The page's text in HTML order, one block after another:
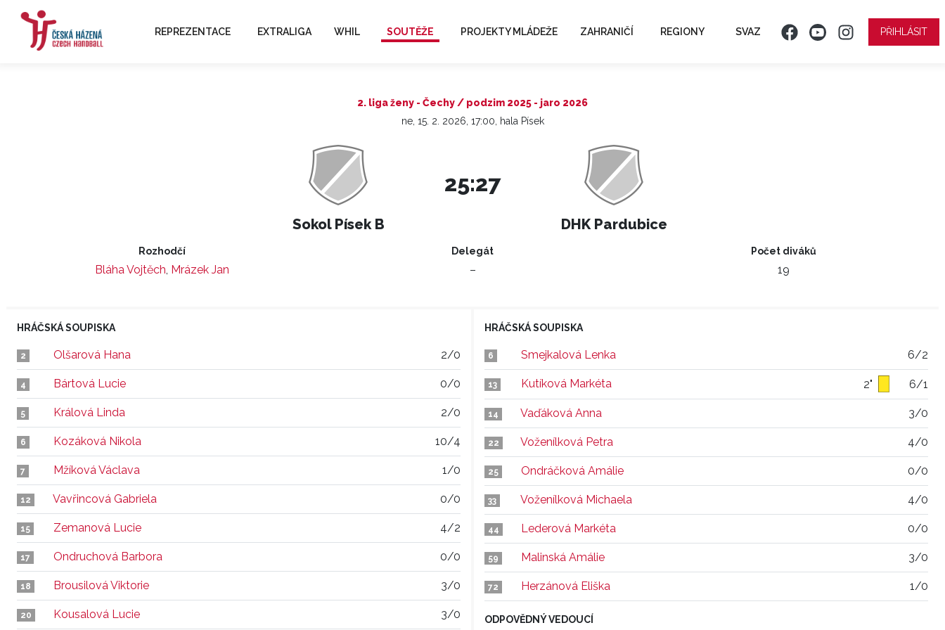
REPREZENTACE EXTRALIGA WHIL SOUTĚŽE PROJEKTY MLÁDEŽE ZAHRANIČÍ REGIONY SVAZ PŘIHLÁSIT
2. liga ženy - Čechy / podzim 2025 - jaro 2026
ne, 15. 2. 2026, 17:00, hala Písek
Sokol Písek B
25:27
DHK Pardubice
Rozhodčí
Bláha Vojtěch, Mrázek Jan
Delegát
–
Počet diváků
19
HRÁČSKÁ SOUPISKA
2 Olšarová Hana 2/0
4 Bártová Lucie 0/0
5 Králová Linda 2/0
6 Kozáková Nikola 10/4
7 Mžíková Václava 1/0
12 Vavřincová Gabriela 0/0
15 Zemanová Lucie 4/2
17 Ondruchová Barbora 0/0
18 Brousilová Viktorie 3/0
20 Kousalová Lucie 3/0
HRÁČSKÁ SOUPISKA
6 Smejkalová Lenka 6/2
13 Kutíková Markéta 2" 6/1
14 Vaďáková Anna 3/0
22 Voženílková Petra 4/0
25 Ondráčková Amálie 0/0
33 Voženílková Michaela 4/0
44 Lederová Markéta 0/0
59 Malinská Amálie 3/0
72 Herzánová Eliška 1/0
ODPOVĚDNÝ VEDOUCÍ